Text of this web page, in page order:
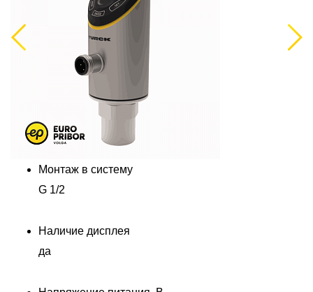
Previous
Монтаж в систему
G 1/2
Наличие дисплея
да
Next